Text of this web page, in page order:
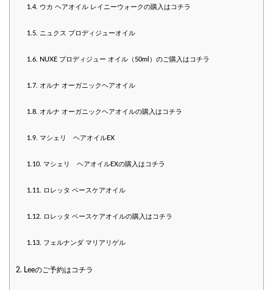
1.4. ウカ ヘアオイル レイニーウォークの購入はコチラ
1.5. ニュクス プロディジューオイル
1.6. NUXE プロディジュー オイル（50ml）のご購入はコチラ
1.7. オルナ オーガニックヘアオイル
1.8. オルナ オーガニックヘアオイルの購入はコチラ
1.9. マシェリ ヘアオイルEX
1.10. マシェリ ヘアオイルEXの購入はコチラ
1.11. ロレッタ ベースケアオイル
1.12. ロレッタ ベースケアオイルの購入はコチラ
1.13. フェルナンダ マリアリゲル
2. Leeのご予約はコチラ